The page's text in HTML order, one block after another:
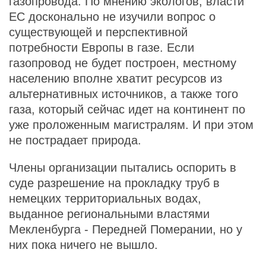
ЕС досконально не изучили вопрос о
существующей и перспективной
потребности Европы в газе. Если
газопровод не будет построен, местному
населению вполне хватит ресурсов из
альтернативных источников, а также того
газа, который сейчас идет на континент по
уже проложенным магистралям. И при этом
не пострадает природа.
Члены организации пытались оспорить в
суде разрешение на прокладку труб в
немецких территориальных водах,
выданное региональными властями
Мекленбурга - Передней Померании, но у
них пока ничего не вышло.